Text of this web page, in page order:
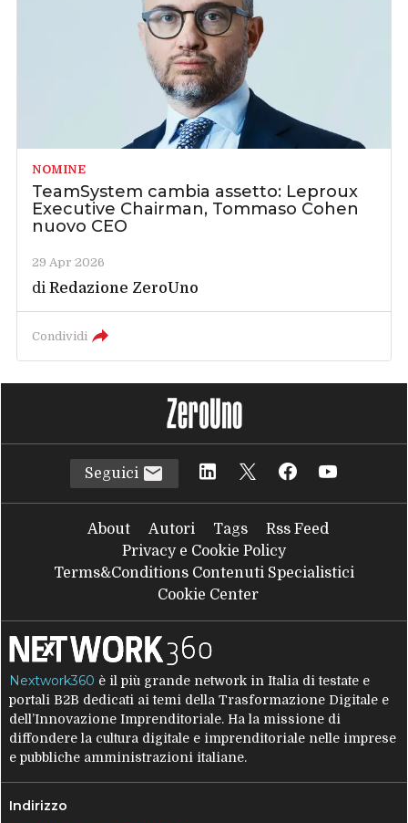
NOMINE
TeamSystem cambia assetto: Leproux
Executive Chairman, Tommaso Cohen
nuovo CEO
29 Apr 2026
diRedazione ZeroUno
Condividi
Seguici
About Autori Tags
Rss Feed
Privacy e Cookie Policy
Terms&Conditions Contenuti Specialistici
Cookie Center
Nextwork360 è il più grande network in Italia di testate e
portali B2B dedicati ai temi della Trasformazione Digitale e
dell’Innovazione Imprenditoriale. Ha la missione di
diffondere la cultura digitale e imprenditoriale nelle imprese
e pubbliche amministrazioni italiane.
Indirizzo